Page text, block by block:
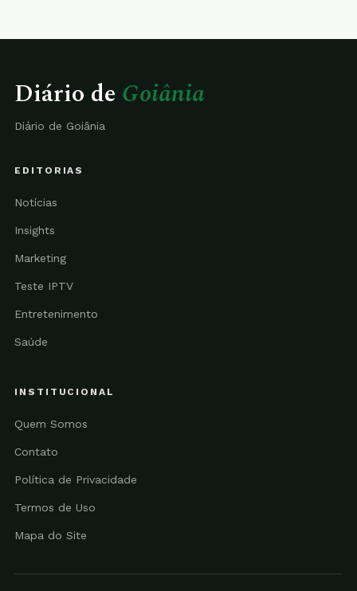
Diário de Goiânia
Diário de Goiânia
EDITORIAS
Notícias
Insights
Marketing
Teste IPTV
Entretenimento
Saúde
INSTITUCIONAL
Quem Somos
Contato
Política de Privacidade
Termos de Uso
Mapa do Site